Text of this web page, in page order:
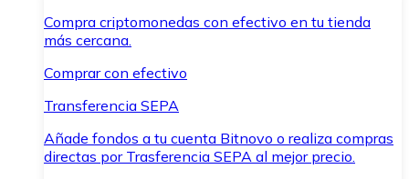
Compra criptomonedas con efectivo en tu tienda
más cercana.
Comprar con efectivo
Transferencia SEPA
Añade fondos a tu cuenta Bitnovo o realiza compras
directas por Trasferencia SEPA al mejor precio.